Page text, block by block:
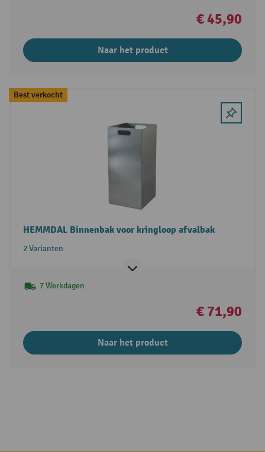
€ 45,90
Naar het product
Best verkocht
HEMMDAL Binnenbak voor kringloop afvalbak
2 Varianten
7 Werkdagen
€ 71,90
Naar het product